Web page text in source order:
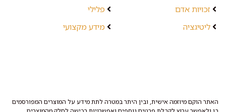
זכויות אדם
ליטיגציה
פלילי
מידע מקצועי
האתר הוקם מיוזמה אישית, ובין היתר במטרה לתת מידע על המוצרים המפורסמים